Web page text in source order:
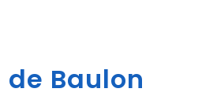
Baulon